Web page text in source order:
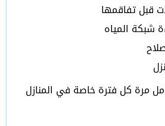
قبل تفاقمها
شبكة المياه
مرة كل فترة خاصة في المنازل